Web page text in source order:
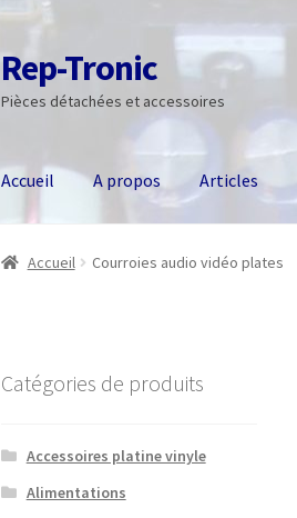
Aller
à
la
Aller
au
contenu
Rep-Tronic
Pièces détachées et accessoires
Accueil A propos Articles
Accueil Courroies audio vidéo plates
Catégories de produits
Accessoires platine vinyle
Alimentations